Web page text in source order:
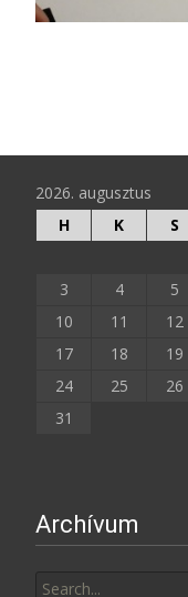
2026. augusztus
H
K S
3
4 5
10
11 12
17
18 19
24
25 26
31
Archívum